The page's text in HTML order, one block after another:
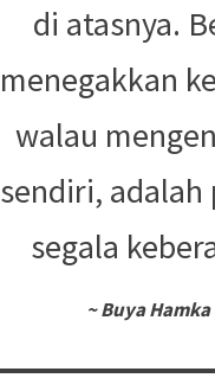
di atasnya.
menegakkan
walau
sendiri, adalah
segala
~Buya Hamka